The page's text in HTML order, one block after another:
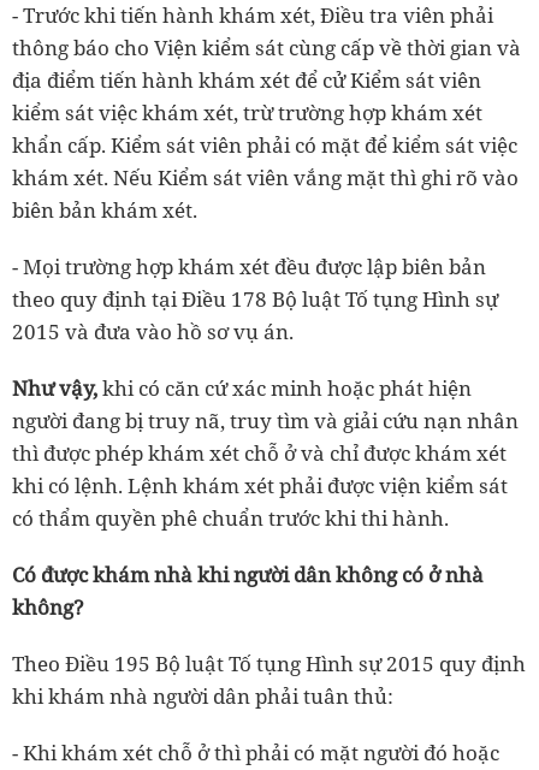
- Trước khi tiến hành khám xét, Điều tra viên phải
thông báo cho Viện kiểm sát cùng cấp về thời gian và
địa điểm tiến hành khám xét để cử Kiểm sát viên
kiểm sát việc khám xét, trừ trường hợp khám xét
khẩn cấp. Kiểm sát viên phải có mặt để kiểm sát việc
khám xét. Nếu Kiểm sát viên vắng mặt thì ghi rõ vào
biên bản khám xét.
- Mọi trường hợp khám xét đều được lập biên bản
theo quy định tại Điều 178 Bộ luật Tố tụng Hình sự
2015 và đưa vào hồ sơ vụ án.
Như vậy,khi có căn cứ xác minh hoặc phát hiện
người đang bị truy nã, truy tìm và giải cứu nạn nhân
thì được phép khám xét chỗ ở và chỉ được khám xét
khi có lệnh. Lệnh khám xét phải được viện kiểm sát
có thẩm quyền phê chuẩn trước khi thi hành.
Có được khám nhà khi người dân không có ở nhà
không?
Theo Điều 195 Bộ luật Tố tụng Hình sự 2015 quy định
khi khám nhà người dân phải tuân thủ:
- Khi khám xét chỗ ở thì phải có mặt người đó hoặc